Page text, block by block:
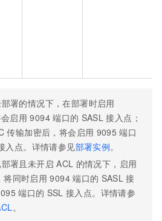
署的情况下，在部署时启用
启用 9094 端口的 SASL 接入点；
传输加密后，将会启用 9095 端口
入点。详情请参见部署实例。
署且未开启 ACL 的情况下，启用
将同时启用 9094 端口的 SASL 接
端口的 SSL 接入点。详情请参
。